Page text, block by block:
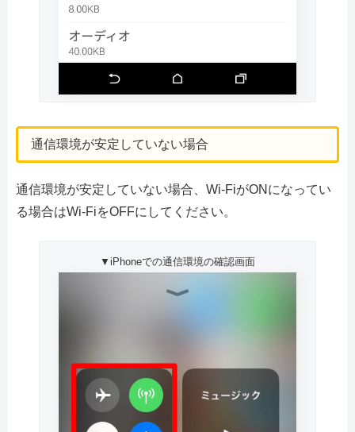
通信環境が安定していない場合
通信環境が安定していない場合、Wi-FiがONになってい
る場合はWi-FiをOFFにしてください。
▼iPhoneでの通信環境の確認画面